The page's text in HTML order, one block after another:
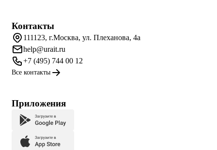
Контакты
111123, г.Москва, ул. Плеханова, 4а
help@urait.ru
+7 (495) 744 00 12
Все контакты
Приложения